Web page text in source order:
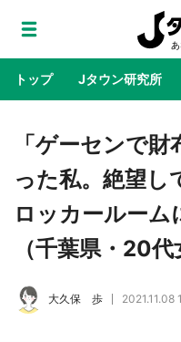
トップ Jタウン研究所
地域×二次元 絶景
アニメ『は
ラボ 作品
【8／10～
太郎グッズ
「ゲーセンで
った私。絶望し
ロッカールーム
（千葉県・20代
大久保 歩 2021.11.08